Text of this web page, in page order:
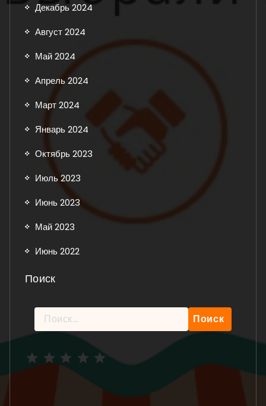
Декабрь 2024
Август 2024
Май 2024
Апрель 2024
Март 2024
Январь 2024
Октябрь 2023
Июль 2023
Июнь 2023
Май 2023
Июнь 2022
Поиск
Найти: